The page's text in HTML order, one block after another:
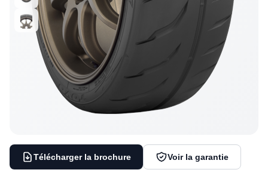
Télécharger la brochure Voir la garantie